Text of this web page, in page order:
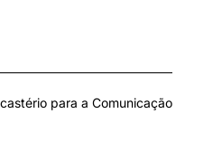
para a Comunicação